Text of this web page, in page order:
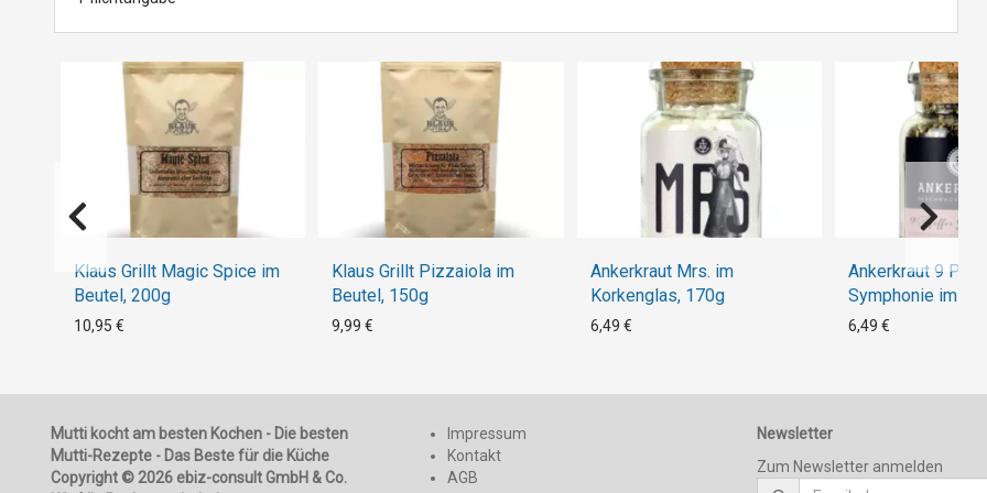
Klaus Grillt Magic Spice im
Beutel, 200g
10,95 €
Klaus Grillt Pizzaiola im
Beutel, 150g
9,99 €
Ankerkraut Mrs. im
Korkenglas, 170g
6,49 €
Ankerkraut 9
Symphonie im
70g
6,49 €
Mutti kocht am besten Kochen - Die besten
Mutti-Rezepte - Das Beste für die Küche
Copyright © 2026 ebiz-consult GmbH & Co.
Impressum
Kontakt
AGB
Newsletter
Zum Newsletter anmelden